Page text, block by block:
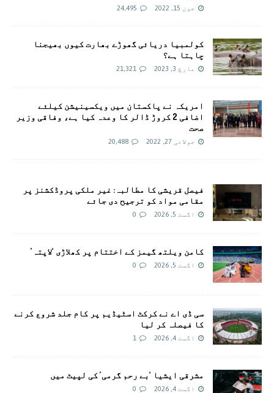
جون 15, 2022 24,495
کولمبیا دریائی گھوڑے بھارت کیوں بھیجنا
چاہتا ہے؟
مارچ 3, 2023 21,321
امريکہ نے پاکستان میں ویکسینیشن کیلئے
اضافی 2 کروڑ ڈالر کا وعدہ کیا ہے، وفاقی وزیر
صحت
جولائی 27, 2022 20,488
فیصل قریشی کا مطالبہ: غیر ملکی پروڈکشنز پر
مقامی مواد کو ترجیح دی جائے
اگست 5, 2026 0
کامن ویلتھ گیمز کے اختتام پر کھلاڑی ‘لاپتہ’
اگست 5, 2026 0
سی ڈی اے نے کرکٹ اسٹیڈیم پر کام جلد شروع کرنے
کا فیصلہ کر لیا
اگست 4, 2026 1
مشرقی ایشیا ‘بے رحم گرمی’ کی لپیٹ میں
اگست 4, 2026 0